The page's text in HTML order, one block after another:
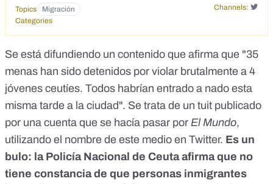
Topics Migración
Channels:
Categories
Se está difundiendo un contenido que afirma que "35
menas han sido detenidos por violar brutalmente a 4
jóvenes ceutíes. Todos habrían entrado a nado esta
misma tarde a la ciudad". Se trata de un tuit publicado
por una cuenta que se hacía pasar por El Mundo,
utilizando el nombre de este medio en Twitter. Es un
bulo: la Policía Nacional de Ceuta afirma que no
tiene constancia de que personas inmigrantes